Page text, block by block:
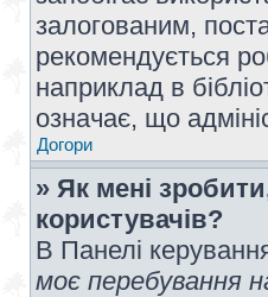
залогованим,
рекомендується
наприклад в
означає, що
Догори
» Як мені
користувачів?
В Панелі
моє перебування